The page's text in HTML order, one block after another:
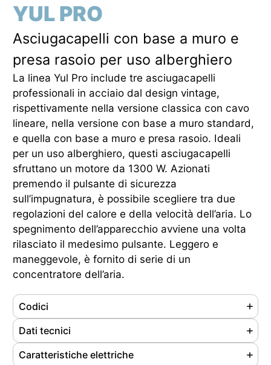
YUL PRO
Asciugacapelli con base a muro e
presa rasoio per uso alberghiero
La linea Yul Pro include tre asciugacapelli
professionali in acciaio dal design vintage,
rispettivamente nella versione classica con cavo
lineare, nella versione con base a muro standard,
e quella con base a muro e presa rasoio. Ideali
per un uso alberghiero, questi asciugacapelli
sfruttano un motore da 1300 W. Azionati
premendo il pulsante di sicurezza
sull’impugnatura, è possibile scegliere tra due
regolazioni del calore e della velocità dell’aria. Lo
spegnimento dell’apparecchio avviene una volta
rilasciato il medesimo pulsante. Leggero e
maneggevole, è fornito di serie di un
concentratore dell’aria.
Codici
Referenze704011
Ean8033267172328
Dati tecnici
MaterialeAcciaio inox AISI 430
Caratteristiche elettriche